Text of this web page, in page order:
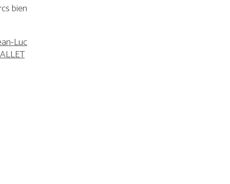
bien
Luc